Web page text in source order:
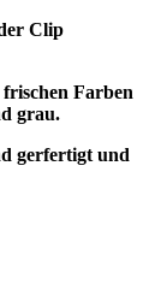
Clip
Farben
grau.
gerfertigt und